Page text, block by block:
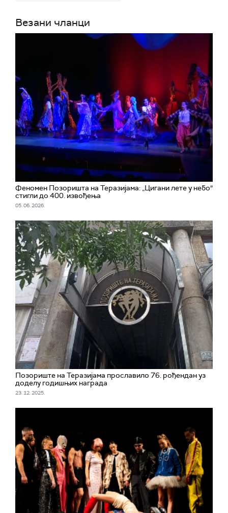
Везани чланци
Феномен Позоришта на Теразијама: „Цигани лете у небо“
стигли до 400. извођења
05. 06. 2026.
Позориште на Теразијама прославило 76. рођендан уз
доделу годишњих награда
23. 12. 2025.